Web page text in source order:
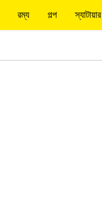
রম্য গল্প স্যাটায়ার